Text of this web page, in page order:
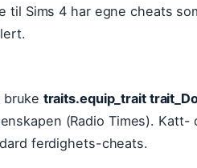
til Sims 4 har egne cheats
bruke traits.equip_trait
(Radio Times).
ferdighets-cheats.